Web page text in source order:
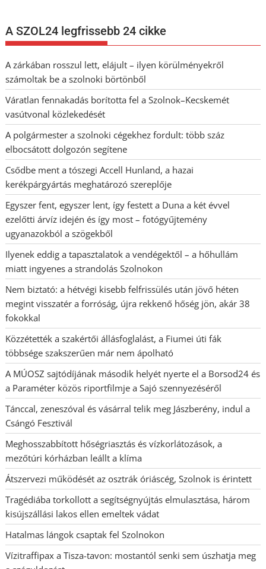
A SZOL24 legfrissebb 24 cikke
A zárkában rosszul lett, elájult – ilyen körülményekről
számoltak be a szolnoki börtönből
Váratlan fennakadás borította fel a Szolnok–Kecskemét
vasútvonal közlekedését
A polgármester a szolnoki cégekhez fordult: több száz
elbocsátott dolgozón segítene
Csődbe ment a tószegi Accell Hunland, a hazai
kerékpárgyártás meghatározó szereplője
Egyszer fent, egyszer lent, így festett a Duna a két évvel
ezelőtti árvíz idején és így most – fotógyűjtemény
ugyanazokból a szögekből
Ilyenek eddig a tapasztalatok a vendégektől – a hőhullám
miatt ingyenes a strandolás Szolnokon
Nem biztató: a hétvégi kisebb felfrissülés után jövő héten
megint visszatér a forróság, újra rekkenő hőség jön, akár 38
fokokkal
Közzétették a szakértői állásfoglalást, a Fiumei úti fák
többsége szakszerűen már nem ápolható
A MÚOSZ sajtódíjának második helyét nyerte el a Borsod24 és
a Paraméter közös riportfilmje a Sajó szennyezéséről
Tánccal, zeneszóval és vásárral telik meg Jászberény, indul a
Csángó Fesztivál
Meghosszabbított hőségriasztás és vízkorlátozások, a
mezőtúri kórházban leállt a klíma
Átszervezi működését az osztrák óriáscég, Szolnok is érintett
Tragédiába torkollott a segítségnyújtás elmulasztása, három
kisújszállási lakos ellen emeltek vádat
Hatalmas lángok csaptak fel Szolnokon
Vízitraffipax a Tisza-tavon: mostantól senki sem úszhatja meg